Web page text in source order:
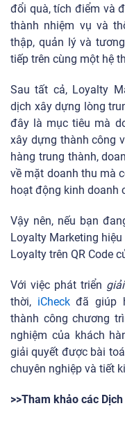
đổi quà, tích điểm và
thành nhiệm vụ và
thập, quản lý và
tiếp trên cùng một hệ
Sau tất cả, Loyalty
dịch xây dựng lòng
đây là mục tiêu mà
xây dựng thành công
hàng trung thành,
về mặt doanh thu mà
hoạt động kinh doanh
Vậy nên, nếu bạn
Loyalty Marketing
Loyalty trên QR Code
Với việc phát triển
thời, iCheckđã giúp
thành công chương
nghiệm của khách
giải quyết được bài
chuyên nghiệp và tiết
>>Tham khảo các